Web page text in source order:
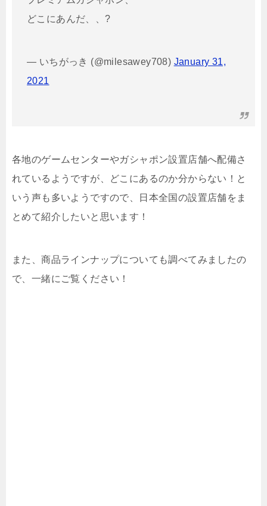
どこにあんだ、、?
— いちがっき (@milesawey708) January 31,
2021
各地のゲームセンターやガシャポン設置店舗へ配備さ
れているようですが、どこにあるのか分からない！と
いう声も多いようですので、日本全国の設置店舗をま
とめて紹介したいと思います！
また、商品ラインナップについても調べてみましたの
で、一緒にご覧ください！